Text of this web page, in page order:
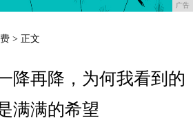
广告
> 正文
降再降，为何我看到的
满满的希望